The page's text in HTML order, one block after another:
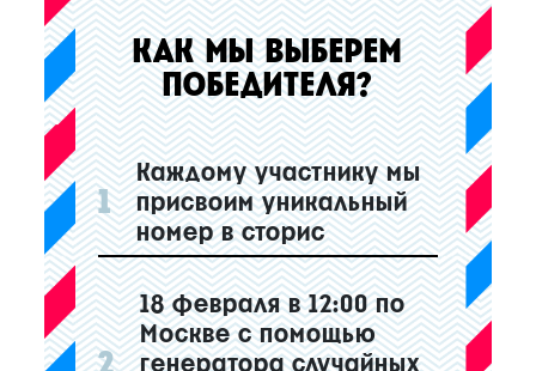
КАК МЫ ВЫБЕРЕМ
ПОБЕДИТЕЛЯ?
1
Каждому участнику мы
присвоим уникальный
номер в сторис
2
18 февраля в 12:00 по
Москве с помощью
генератора случайных